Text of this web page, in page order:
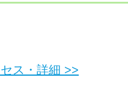
ス・詳細 >>